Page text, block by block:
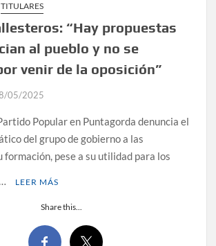
TITULARES
“Hay propuestas
al pueblo y no se
venir de la oposición”
05/2025
Popular en Puntagorda denuncia el
del grupo de gobierno a las
formación, pese a su utilidad para los
LEER MÁS
Share this...